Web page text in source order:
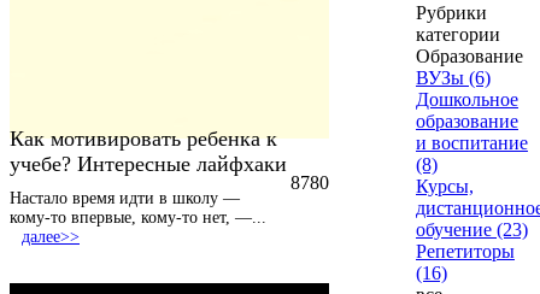
Рубрики
категории
Образование
ВУЗы (6)
Дошкольное
образование
и воспитание
(8)
Курсы,
обучение (23)
Репетиторы
(16)
Как мотивировать ребенка к
учебе? Интересные лайфхаки
8780
Настало время идти в школу —
кому-то впервые, кому-то нет, —
далее>>